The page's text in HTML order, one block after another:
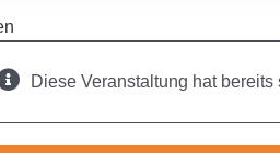
Diese Veranstaltung hat bereits